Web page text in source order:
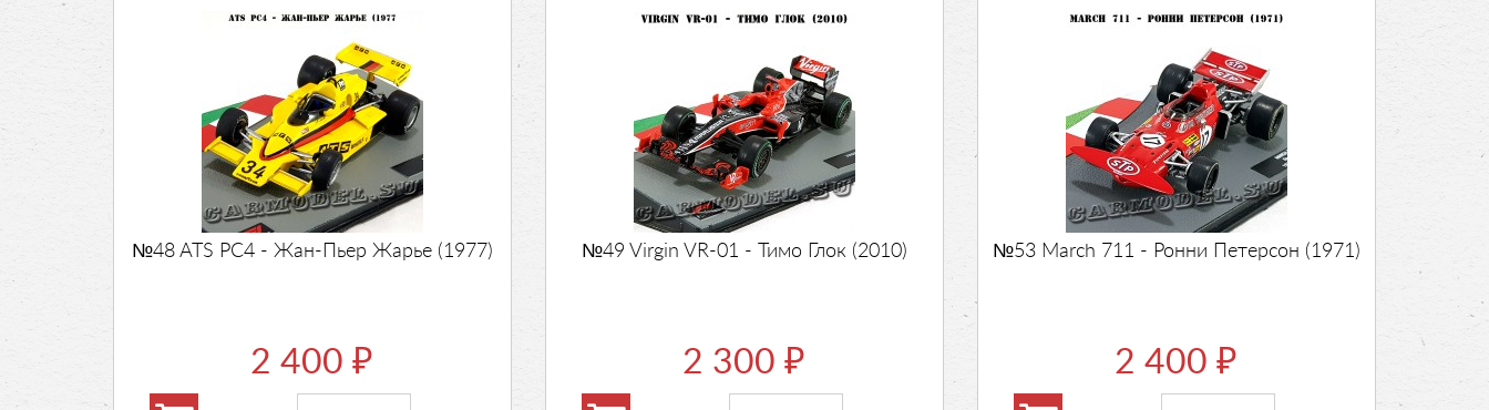
№48 ATS PC4 - Жан-Пьер Жарье (1977)
2 400₽
№49 Virgin VR-01 - Тимо Глок (2010)
2 300₽
№53 March 711 - Ронни Петерсон (1971)
2 400₽